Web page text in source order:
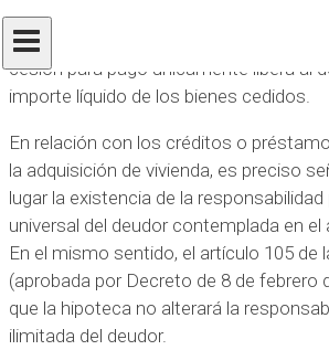
del deudor al acreedor en pago de sus
establece que, salvo la existencia de
cesión para pago únicamente libera al
importe líquido de los bienes cedidos.
En relación con los créditos o
la adquisición de vivienda, es preciso
lugar la existencia de la
universal del deudor contemplada en el
En el mismo sentido, el artículo 105 de
(aprobada por Decreto de 8 de febrero
que la hipoteca no alterará la
ilimitada del deudor.